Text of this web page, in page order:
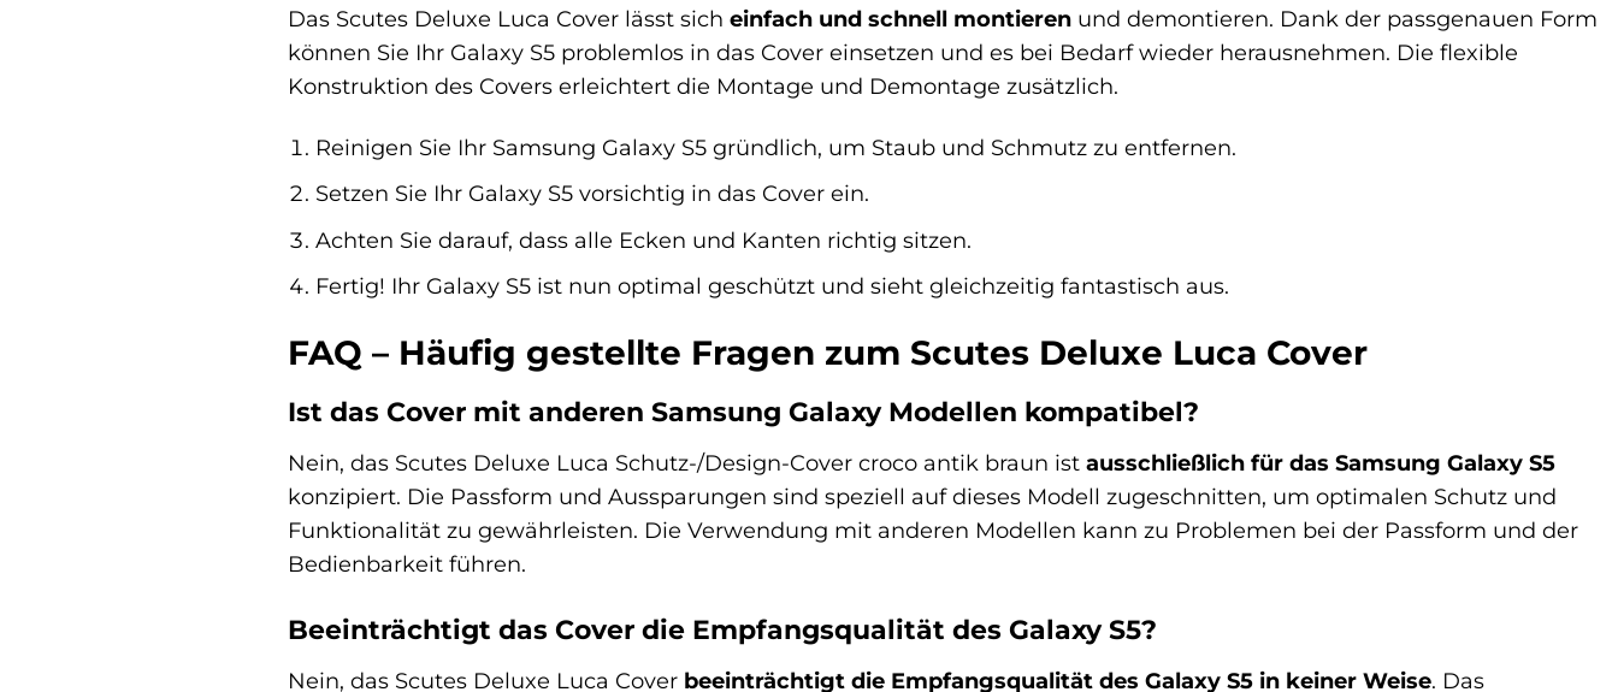
Das Scutes Deluxe Luca Cover lässt sich einfach und schnell montieren und demontieren. Dank der passgenauen Form
können Sie Ihr Galaxy S5 problemlos in das Cover einsetzen und es bei Bedarf wieder herausnehmen. Die flexible
Konstruktion des Covers erleichtert die Montage und Demontage zusätzlich.
Reinigen Sie Ihr Samsung Galaxy S5 gründlich, um Staub und Schmutz zu entfernen.
Setzen Sie Ihr Galaxy S5 vorsichtig in das Cover ein.
Achten Sie darauf, dass alle Ecken und Kanten richtig sitzen.
Fertig! Ihr Galaxy S5 ist nun optimal geschützt und sieht gleichzeitig fantastisch aus.
FAQ – Häufig gestellte Fragen zum Scutes Deluxe Luca Cover
Ist das Cover mit anderen Samsung Galaxy Modellen kompatibel?
Nein, das Scutes Deluxe Luca Schutz-/Design-Cover croco antik braun ist ausschließlich für das Samsung Galaxy S5
konzipiert. Die Passform und Aussparungen sind speziell auf dieses Modell zugeschnitten, um optimalen Schutz und
Funktionalität zu gewährleisten. Die Verwendung mit anderen Modellen kann zu Problemen bei der Passform und der
Bedienbarkeit führen.
Beeinträchtigt das Cover die Empfangsqualität des Galaxy S5?
Nein, das Scutes Deluxe Luca Cover beeinträchtigt die Empfangsqualität des Galaxy S5 in keiner Weise. Das